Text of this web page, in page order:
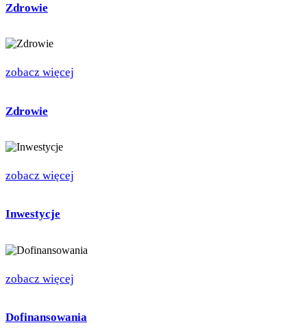
Zdrowie
zobacz więcej
Zdrowie
zobacz więcej
Inwestycje
zobacz więcej
Dofinansowania